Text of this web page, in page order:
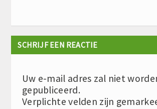
SCHRIJF EEN REACTIE
Uw e-mail adres zal niet
gepubliceerd.
Verplichte velden zijn